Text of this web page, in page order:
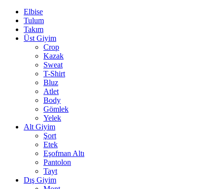
Elbise
Tulum
Takım
Üst Giyim
Crop
Kazak
Sweat
T-Shirt
Bluz
Atlet
Body
Gömlek
Yelek
Alt Giyim
Şort
Etek
Eşofman Altı
Pantolon
Tayt
Dış Giyim